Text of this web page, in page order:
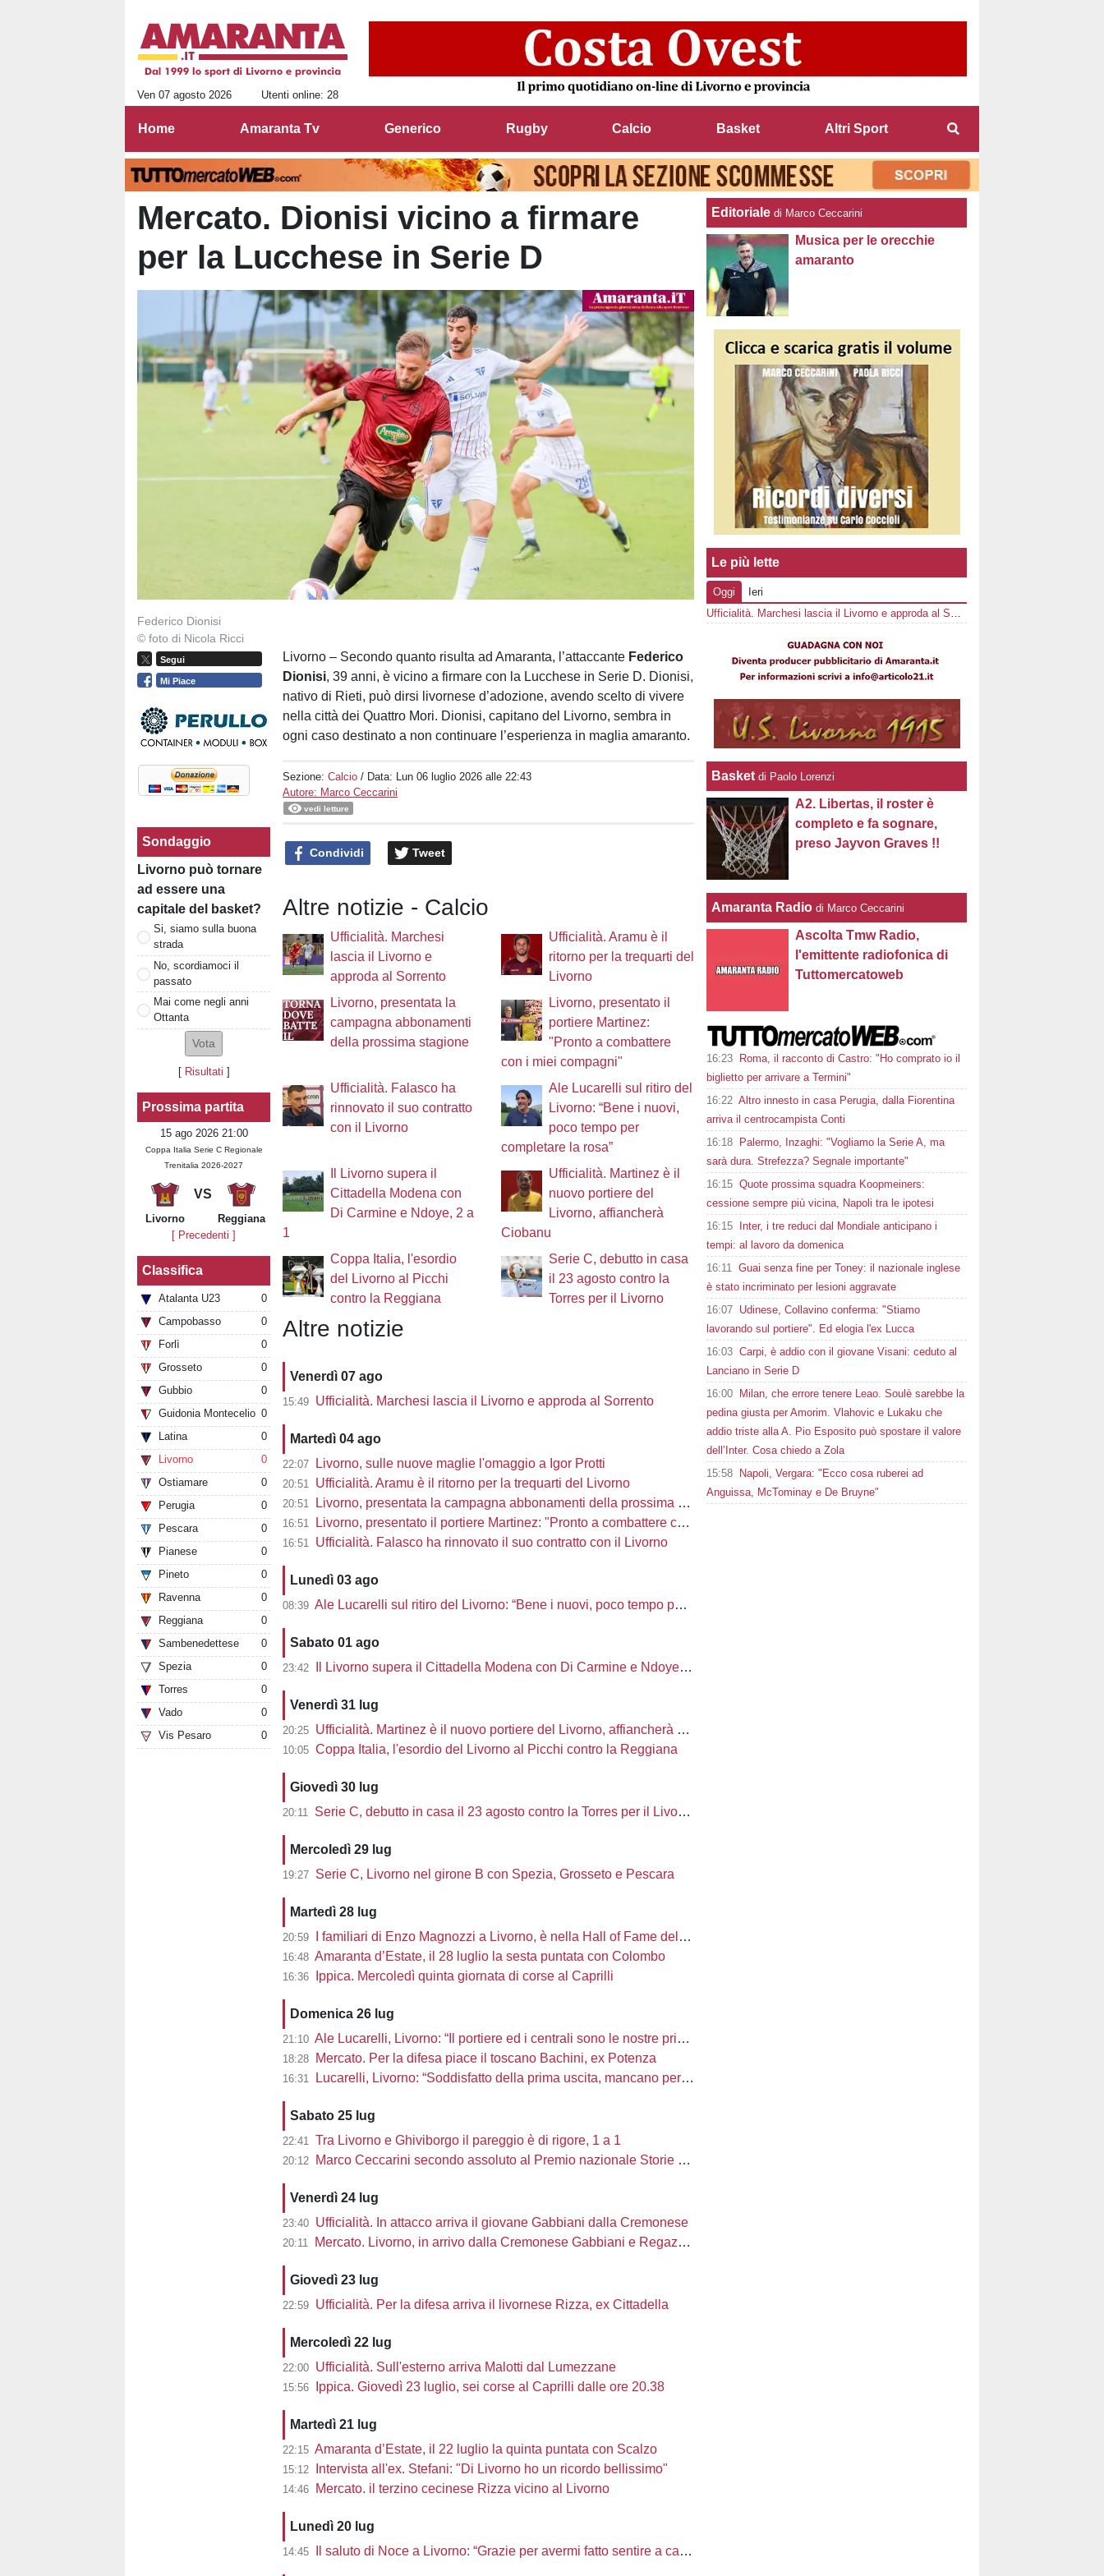
Ven 07 agosto 2026 Utenti online: 28
Home Amaranta Tv Generico Rugby Calcio Basket Altri Sport
Mercato. Dionisi vicino a firmare
per la Lucchese in Serie D
Federico Dionisi
© foto di Nicola Ricci
Segui
Mi Piace
Sondaggio
Livorno può tornare
ad essere una
capitale del basket?
Si, siamo sulla buona
strada
No, scordiamoci il
passato
Mai come negli anni
Ottanta
[ Risultati ]
Prossima partita
15 ago 2026 21:00
Coppa Italia Serie C Regionale
Trenitalia 2026-2027
VS
Livorno
Reggiana
[ Precedenti ]
Classifica
Atalanta U23
0
Campobasso
0
Forlì
0
Grosseto
0
Gubbio
0
Guidonia Montecelio 0
Latina
0
Livorno
0
Ostiamare
0
Perugia
0
Pescara
0
Pianese
0
Pineto
0
Ravenna
0
Reggiana
0
Sambenedettese
0
Spezia
0
Torres
0
Vado
0
Vis Pesaro
0
Livorno – Secondo quanto risulta ad Amaranta, l’attaccante Federico
Dionisi, 39 anni, è vicino a firmare con la Lucchese in Serie D. Dionisi,
nativo di Rieti, può dirsi livornese d’adozione, avendo scelto di vivere
nella città dei Quattro Mori. Dionisi, capitano del Livorno, sembra in
ogni caso destinato a non continuare l’esperienza in maglia amaranto.
Sezione:Calcio / Data: Lun 06 luglio 2026 alle 22:43
Autore: Marco Ceccarini
vedi letture
Condividi Tweet
Altre notizie - Calcio
Ufficialità. Marchesi
lascia il Livorno e
approda al Sorrento
Ufficialità. Aramu è il
ritorno per la trequarti del
Livorno
Livorno, presentata la
campagna abbonamenti
della prossima stagione
Livorno, presentato il
portiere Martinez:
"Pronto a combattere
con i miei compagni"
Ufficialità. Falasco ha
rinnovato il suo contratto
con il Livorno
Ale Lucarelli sul ritiro del
Livorno: “Bene i nuovi,
poco tempo per
completare la rosa”
Il Livorno supera il
Cittadella Modena con
Di Carmine e Ndoye, 2 a
1
Ufficialità. Martinez è il
nuovo portiere del
Livorno, affiancherà
Ciobanu
Coppa Italia, l'esordio
del Livorno al Picchi
contro la Reggiana
Serie C, debutto in casa
il 23 agosto contro la
Torres per il Livorno
Altre notizie
Venerdì 07 ago
15:49 Ufficialità. Marchesi lascia il Livorno e approda al Sorrento
Martedì 04 ago
22:07 Livorno, sulle nuove maglie l'omaggio a Igor Protti
20:51 Ufficialità. Aramu è il ritorno per la trequarti del Livorno
20:51 Livorno, presentata la campagna abbonamenti della prossima stagione
16:51 Livorno, presentato il portiere Martinez: "Pronto a combattere con i miei compagni"
16:51 Ufficialità. Falasco ha rinnovato il suo contratto con il Livorno
Lunedì 03 ago
08:39 Ale Lucarelli sul ritiro del Livorno: “Bene i nuovi, poco tempo per completare la rosa”
Sabato 01 ago
23:42 Il Livorno supera il Cittadella Modena con Di Carmine e Ndoye, 2 a 1
Venerdì 31 lug
20:25 Ufficialità. Martinez è il nuovo portiere del Livorno, affiancherà Ciobanu
10:05 Coppa Italia, l'esordio del Livorno al Picchi contro la Reggiana
Giovedì 30 lug
20:11 Serie C, debutto in casa il 23 agosto contro la Torres per il Livorno
Mercoledì 29 lug
19:27 Serie C, Livorno nel girone B con Spezia, Grosseto e Pescara
Martedì 28 lug
20:59 I familiari di Enzo Magnozzi a Livorno, è nella Hall of Fame del calcio Usa
16:48 Amaranta d’Estate, il 28 luglio la sesta puntata con Colombo
16:36 Ippica. Mercoledì quinta giornata di corse al Caprilli
Domenica 26 lug
21:10 Ale Lucarelli, Livorno: “Il portiere ed i centrali sono le nostre priorità”
18:28 Mercato. Per la difesa piace il toscano Bachini, ex Potenza
16:31 Lucarelli, Livorno: “Soddisfatto della prima uscita, mancano però una decina di innesti”
Sabato 25 lug
22:41 Tra Livorno e Ghiviborgo il pareggio è di rigore, 1 a 1
20:12 Marco Ceccarini secondo assoluto al Premio nazionale Storie di Sport
Venerdì 24 lug
23:40 Ufficialità. In attacco arriva il giovane Gabbiani dalla Cremonese
20:11 Mercato. Livorno, in arrivo dalla Cremonese Gabbiani e Regazzetti
Giovedì 23 lug
22:59 Ufficialità. Per la difesa arriva il livornese Rizza, ex Cittadella
Mercoledì 22 lug
22:00 Ufficialità. Sull'esterno arriva Malotti dal Lumezzane
15:56 Ippica. Giovedì 23 luglio, sei corse al Caprilli dalle ore 20.38
Martedì 21 lug
22:15 Amaranta d’Estate, il 22 luglio la quinta puntata con Scalzo
15:12 Intervista all'ex. Stefani: "Di Livorno ho un ricordo bellissimo"
14:46 Mercato. il terzino cecinese Rizza vicino al Livorno
Lunedì 20 lug
14:45 Il saluto di Noce a Livorno: “Grazie per avermi fatto sentire a casa”
Editoriale di Marco Ceccarini
Musica per le orecchie
amaranto
Le più lette
Oggi
Ieri
Ufficialità. Marchesi lascia il Livorno e approda al Sorrento
Basket di Paolo Lorenzi
A2. Libertas, il roster è
completo e fa sognare,
preso Jayvon Graves !!
Amaranta Radio di Marco Ceccarini
Ascolta Tmw Radio,
l'emittente radiofonica di
Tuttomercatoweb
16:23
Roma, il racconto di Castro: "Ho comprato io il
biglietto per arrivare a Termini"
16:22 Altro innesto in casa Perugia, dalla Fiorentina
arriva il centrocampista Conti
16:18
Palermo, Inzaghi: "Vogliamo la Serie A, ma
sarà dura. Strefezza? Segnale importante"
16:15 Quote prossima squadra Koopmeiners:
cessione sempre più vicina, Napoli tra le ipotesi
16:15
Inter, i tre reduci dal Mondiale anticipano i
tempi: al lavoro da domenica
16:11 Guai senza fine per Toney: il nazionale inglese
è stato incriminato per lesioni aggravate
16:07 Udinese, Collavino conferma: "Stiamo
lavorando sul portiere". Ed elogia l'ex Lucca
16:03 Carpi, è addio con il giovane Visani: ceduto al
Lanciano in Serie D
16:00
Milan, che errore tenere Leao. Soulè sarebbe la
pedina giusta per Amorim. Vlahovic e Lukaku che
addio triste alla A. Pio Esposito può spostare il valore
dell’Inter. Cosa chiedo a Zola
15:58
Napoli, Vergara: "Ecco cosa ruberei ad
Anguissa, McTominay e De Bruyne"